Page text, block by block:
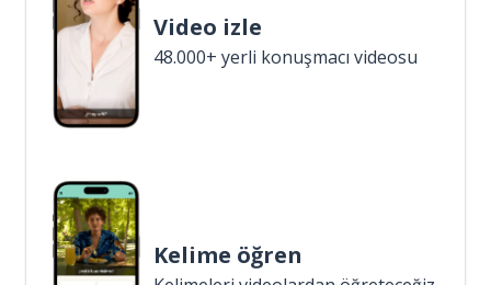
Video izle
48.000+ yerli konuşmacı videosu
Kelime öğren